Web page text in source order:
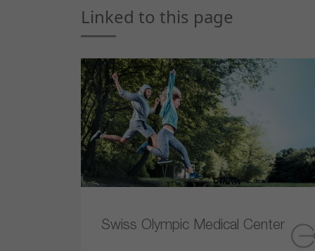
Linked to this page
Swiss Olympic Medical Center